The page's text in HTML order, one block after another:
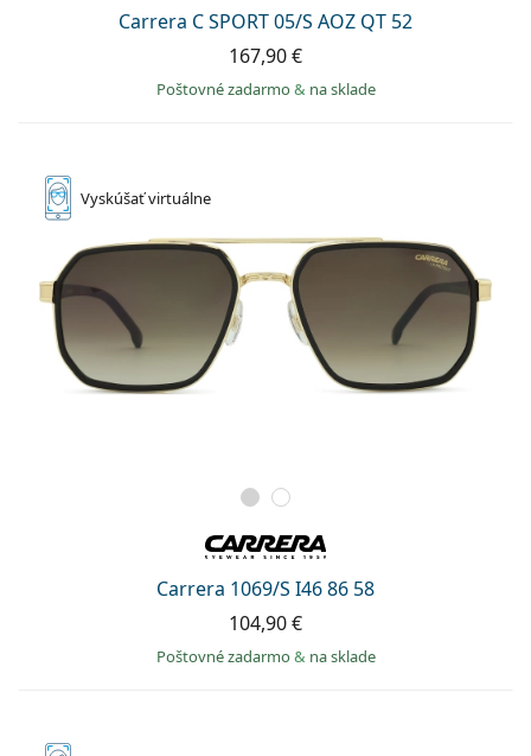
Carrera C SPORT 05/S AOZ QT 52
167,90 €
Poštovné zadarmo& na sklade
Vyskúšaťvirtuálne
Carrera 1069/S I46 86 58
104,90 €
Poštovné zadarmo& na sklade